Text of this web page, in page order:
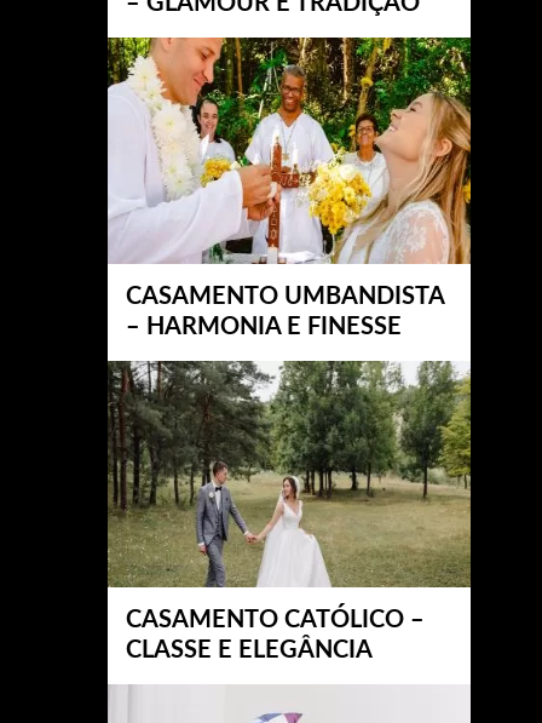
CASAMENTO UMBANDISTA
– HARMONIA E FINESSE
CASAMENTO CATÓLICO –
CLASSE E ELEGÂNCIA